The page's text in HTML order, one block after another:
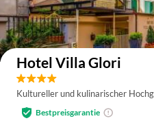
Hotel Villa Glori
Kultureller und kulinarischer
Bestpreisgarantie